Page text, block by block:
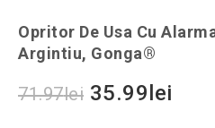
Opritor De Usa Cu
Argintiu, Gonga®
71.97lei 35.99 lei